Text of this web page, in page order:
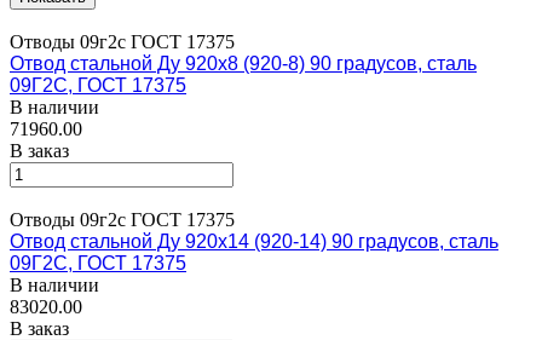
Отводы 09г2с ГОСТ 17375
Отвод стальной Ду 920х8 (920-8) 90 градусов, сталь
09Г2С, ГОСТ 17375
В наличии
71960.00
В заказ
Отводы 09г2с ГОСТ 17375
Отвод стальной Ду 920х14 (920-14) 90 градусов, сталь
09Г2С, ГОСТ 17375
В наличии
83020.00
В заказ